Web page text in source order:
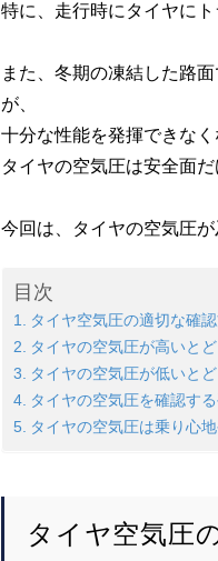
特に、走行時にタイヤに
また、冬期の凍結した路
が、
十分な性能を発揮できな
タイヤの空気圧は安全面
今回は、タイヤの空気圧
目次
タイヤ空気圧の適切な確
タイヤの空気圧が高いと
タイヤの空気圧が低いと
タイヤの空気圧を確認す
タイヤの空気圧は乗り心
タイヤ空気圧